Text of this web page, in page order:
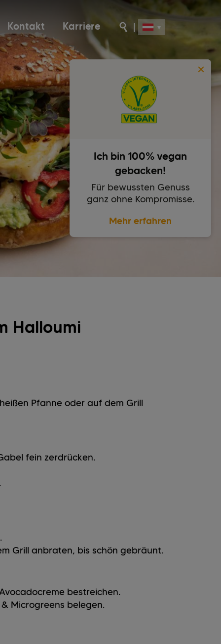
Kontakt Karriere
Halloumi
Pfanne oder auf dem Grill
fein zerdrücken.
Grill anbraten, bis schön gebräunt.
bestreichen.
Microgreens belegen.
Ich bin 100% vegan
gebacken!
Für bewussten Genuss
ganz ohne Kompromisse.
Mehr erfahren